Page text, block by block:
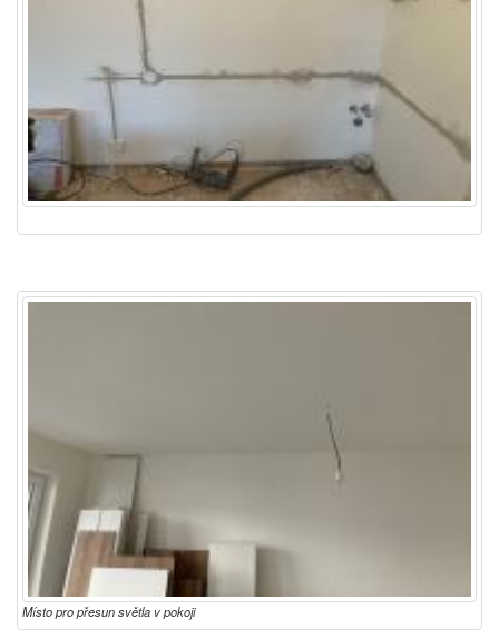
Místo pro přesun světla v pokoji